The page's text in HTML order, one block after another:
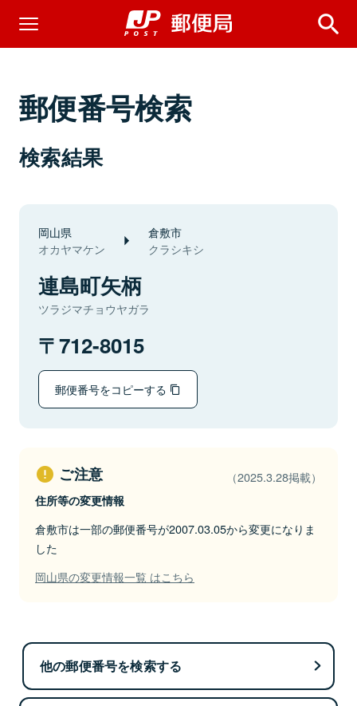
郵便番号検索
検索結果
岡山県
オカヤマケン
倉敷市
クラシキシ
連島町矢柄
ツラジマチョウヤガラ
712-8015
郵便番号をコピーする
ご注意 （2025.3.28掲載）
住所等の変更情報
倉敷市は一部の郵便番号が2007.03.05から変更になりま
した
岡山県の変更情報一覧 はこちら
他の郵便番号を検索する